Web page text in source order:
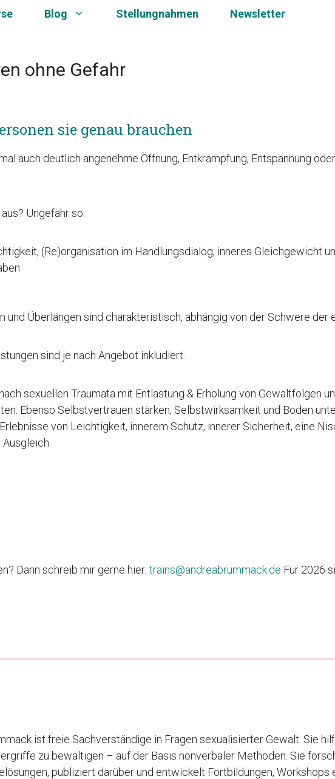
Blog Stellungnahmen Newsletter
ohne Gefahr
sie genau brauchen
auch deutlich angenehme Öffnung, Entkrampfung, Entspannung
Ungefähr so:
(Re)organisation im Handlungsdialog, inneres Gleichgewicht
Überlängen sind charakteristisch, abhängig von der Schwere der
sind je nach Angebot inkludiert.
sexuellen Traumata mit Entlastung & Erholung von Gewaltfolgen
Ebenso Selbstvertrauen stärken, Selbstwirksamkeit und Boden
von Leichtigkeit, innerem Schutz, innerer Sicherheit, eine
Dann schreib mir gerne hier: trains@andreabrummack.de Für 2026
ist freie Sachverständige in Fragen sexualisierter Gewalt. Sie
zu bewältigen – auf der Basis nonverbaler Methoden. Sie
publiziert darüber und entwickelt Fortbildungen, Workshops